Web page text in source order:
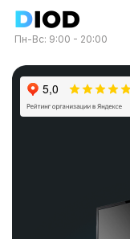
Пн-Вс: 9:00 - 20:00